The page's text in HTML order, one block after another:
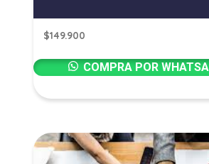
$149.900
COMPRA POR